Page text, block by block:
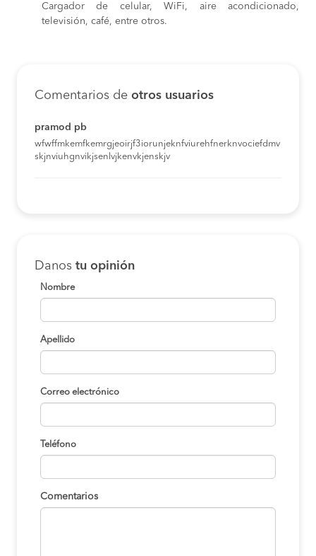
Cargador de celular, WiFi, aire acondicionado,
televisión, café, entre otros.
Comentarios de otros usuarios
pramod pb
wfwffmkemfkemrgjeoirjf3iorunjeknfviurehfnerknvociefdmv
skjnviuhgnvikjsenlvjkenvkjenskjv
Danos tu opinión
Nombre
Apellido
Correo electrónico
Teléfono
Comentarios